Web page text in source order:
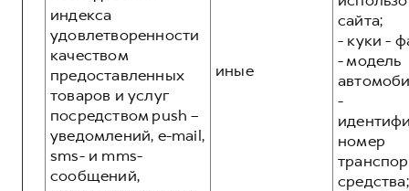
индекса
удовлетворенности
качеством
предоставленных
товаров и услуг
посредством push –
уведомлений, e-mail,
sms- и mms-
сообщений,
иные
сайта;
- куки -
- модель
-
номер
средства;